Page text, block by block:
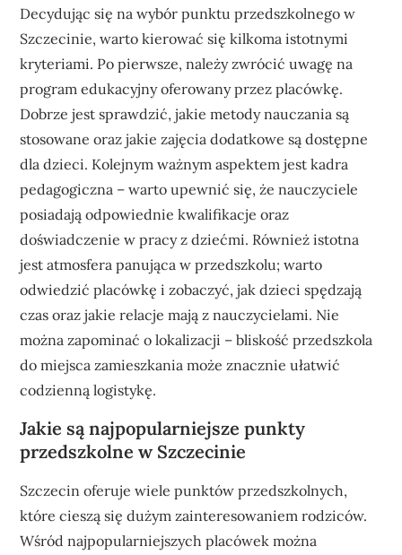
Decydując się na wybór punktu przedszkolnego w
Szczecinie, warto kierować się kilkoma istotnymi
kryteriami. Po pierwsze, należy zwrócić uwagę na
program edukacyjny oferowany przez placówkę.
Dobrze jest sprawdzić, jakie metody nauczania są
stosowane oraz jakie zajęcia dodatkowe są dostępne
dla dzieci. Kolejnym ważnym aspektem jest kadra
pedagogiczna – warto upewnić się, że nauczyciele
posiadają odpowiednie kwalifikacje oraz
doświadczenie w pracy z dziećmi. Również istotna
jest atmosfera panująca w przedszkolu; warto
odwiedzić placówkę i zobaczyć, jak dzieci spędzają
czas oraz jakie relacje mają z nauczycielami. Nie
można zapominać o lokalizacji – bliskość przedszkola
do miejsca zamieszkania może znacznie ułatwić
codzienną logistykę.
Jakie są najpopularniejsze punkty
przedszkolne w Szczecinie
Szczecin oferuje wiele punktów przedszkolnych,
które cieszą się dużym zainteresowaniem rodziców.
Wśród najpopularniejszych placówek można